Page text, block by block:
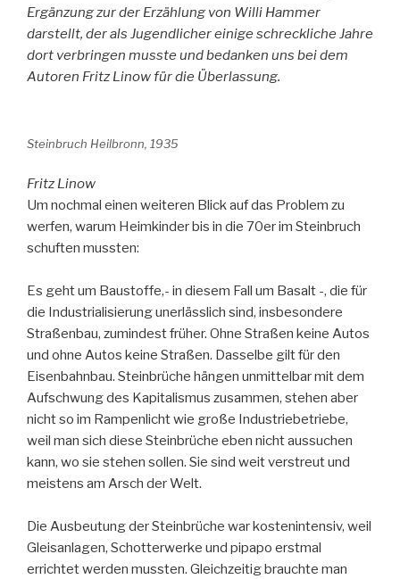
Ergänzung zur der Erzählung von Willi Hammer
darstellt, der als Jugendlicher einige schreckliche Jahre
dort verbringen musste und bedanken uns bei dem
Autoren Fritz Linow für die Überlassung.
Steinbruch Heilbronn, 1935
Fritz Linow
Um nochmal einen weiteren Blick auf das Problem zu
werfen, warum Heimkinder bis in die 70er im Steinbruch
schuften mussten:
Es geht um Baustoffe,- in diesem Fall um Basalt -, die für
die Industrialisierung unerlässlich sind, insbesondere
Straßenbau, zumindest früher. Ohne Straßen keine Autos
und ohne Autos keine Straßen. Dasselbe gilt für den
Eisenbahnbau. Steinbrüche hängen unmittelbar mit dem
Aufschwung des Kapitalismus zusammen, stehen aber
nicht so im Rampenlicht wie große Industriebetriebe,
weil man sich diese Steinbrüche eben nicht aussuchen
kann, wo sie stehen sollen. Sie sind weit verstreut und
meistens am Arsch der Welt.
Die Ausbeutung der Steinbrüche war kostenintensiv, weil
Gleisanlagen, Schotterwerke und pipapo erstmal
errichtet werden mussten. Gleichzeitig brauchte man